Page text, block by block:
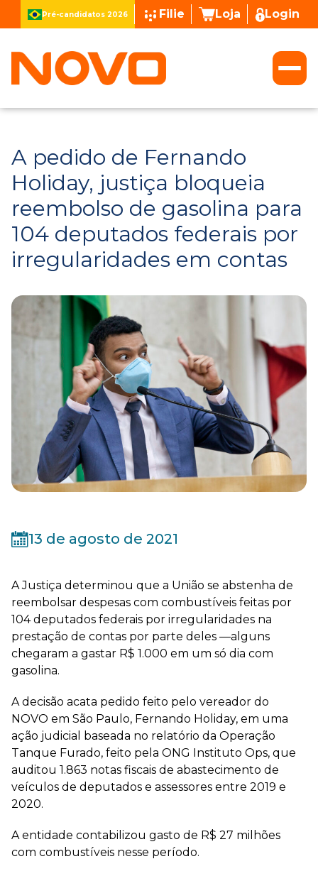
Pré-candidatos 2026 Filie Loja Login
A pedido de Fernando
Holiday, justiça bloqueia
reembolso de gasolina para
104 deputados federais por
irregularidades em contas
13 de agosto de 2021
A Justiça determinou que a União se abstenha de
reembolsar despesas com combustíveis feitas por
104 deputados federais por irregularidades na
prestação de contas por parte deles —alguns
chegaram a gastar R$ 1.000 em um só dia com
gasolina.
A decisão acata pedido feito pelo vereador do
NOVO em São Paulo, Fernando Holiday, em uma
ação judicial baseada no relatório da Operação
Tanque Furado, feito pela ONG Instituto Ops, que
auditou 1.863 notas fiscais de abastecimento de
veículos de deputados e assessores entre 2019 e
2020.
A entidade contabilizou gasto de R$ 27 milhões
com combustíveis nesse período.